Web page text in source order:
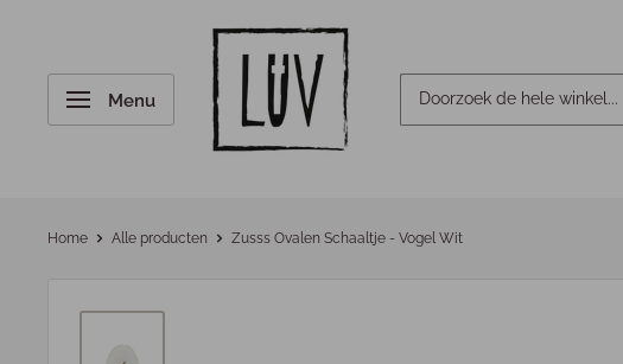
Menu
Home Alle producten Zusss Ovalen Schaaltje - Vogel Wit